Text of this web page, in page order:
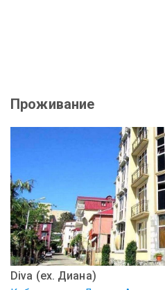
Проживание
Diva (ех. Диана)